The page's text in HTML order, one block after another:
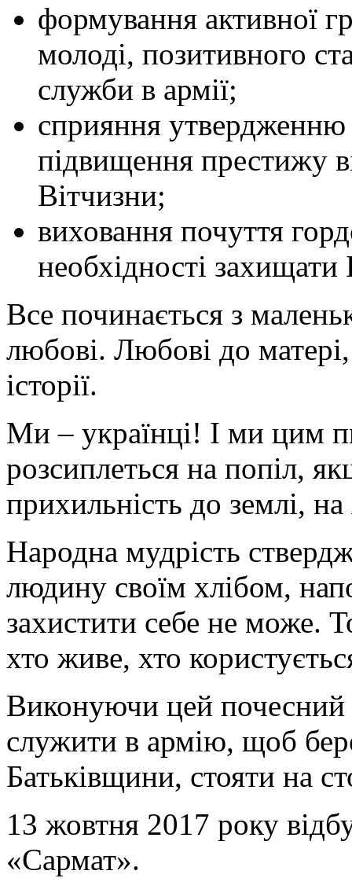
формування активної
молоді, позитивного
служби в армії;
сприяння утвердженню
підвищення престижу
Вітчизни;
виховання почуття
необхідності захищати
Все починається з
любові. Любові до
історії.
Ми – українці! І ми цим
розсиплеться на попіл,
прихильність до землі,
Народна мудрість
людину своїм хлібом,
захистити себе не може.
хто живе, хто
Виконуючи цей почесний
служити в армію, щоб
Батьківщини, стояти на
13 жовтня 2017 року
«Сармат».